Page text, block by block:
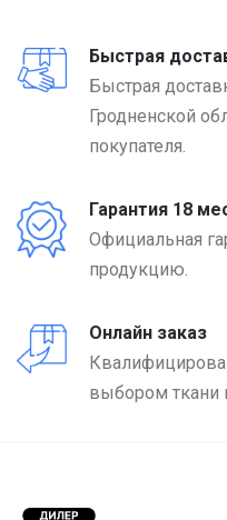
Быстрая
Быстрая
Гродненской
покупателя.
Гарантия 18
Официальная
продукцию.
Онлайн заказ
выбором ткани